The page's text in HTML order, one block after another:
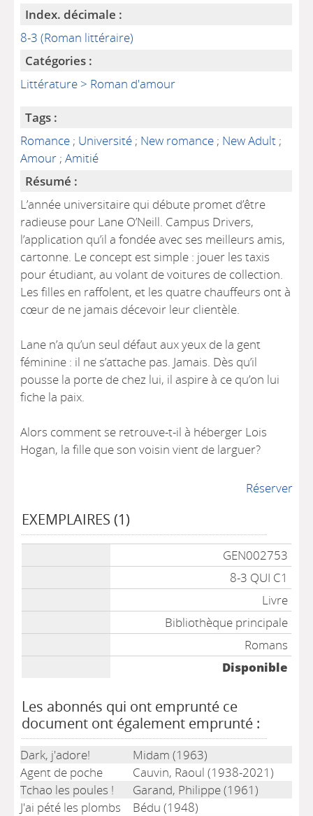
Index. décimale :
8-3 (Roman littéraire)
Catégories :
Littérature > Roman d'amour
Tags :
Romance ; Université ; New romance ; New Adult ;
Amour ;Amitié
Résumé :
L’année universitaire qui débute promet d’être
radieuse pour Lane O’Neill. Campus Drivers,
l’application qu’il a fondée avec ses meilleurs amis,
cartonne. Le concept est simple : jouer les taxis
pour étudiant, au volant de voitures de collection.
Les filles en raffolent, et les quatre chauffeurs ont à
cœur de ne jamais décevoir leur clientèle.
Lane n’a qu’un seul défaut aux yeux de la gent
féminine : il ne s’attache pas. Jamais. Dès qu’il
pousse la porte de chez lui, il aspire à ce qu’on lui
fiche la paix.
Alors comment se retrouve-t-il à héberger Lois
Hogan, la fille que son voisin vient de larguer?
Réserver
EXEMPLAIRES (1)
GEN002753
8-3 QUI C1
Livre
Bibliothèque principale
Romans
Disponible
Les abonnés qui ont emprunté ce
document ont également emprunté :
Dark, j'adore!
Midam (1963)
Agent de poche
Cauvin, Raoul (1938-2021)
Tchao les poules !
Garand, Philippe (1961)
J'ai pété les plombs
Bédu (1948)